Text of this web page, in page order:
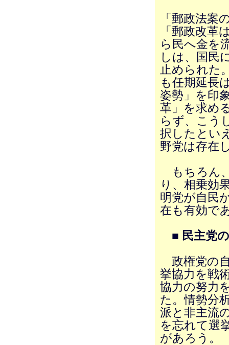
「郵政法案
「郵政改革
ら民へ金を
しは、国民
止められた
も任期延長
姿勢」を印
革」を求め
らず、こう
択したとい
野党は存在
もちろん
り、相乗効
明党が自民
在も有効で
■ 民主党
政権党の
挙協力を戦
協力の努力
た。情勢分
派と非主流
を忘れて選
があろう。